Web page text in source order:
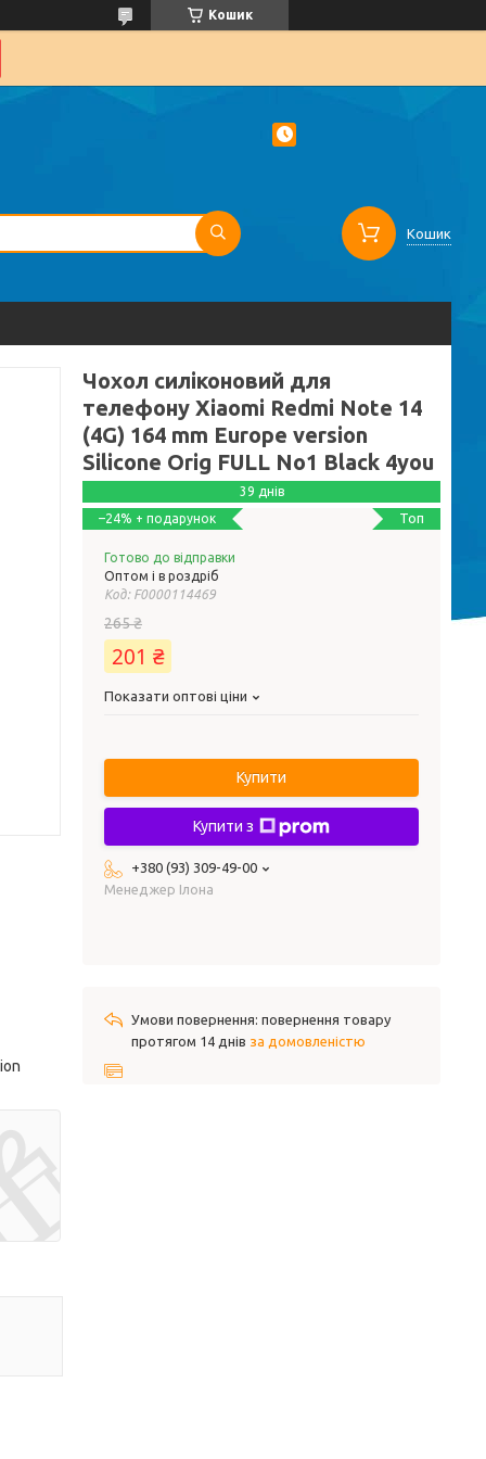
Кошик
Кошик
Чохол силіконовий для
телефону Xiaomi Redmi Note 14
(4G) 164 mm Europe version
Silicone Orig FULL No1 Black 4you
Топ
39 днів
–24%
Готово до відправки
Оптом і в роздріб
Код: F0000114469
265 ₴
201 ₴
Показати оптові ціни
Купити
Купити з
+380 (93) 309-49-00
Менеджер Ілона
повернення товару
протягом 14 днів за домовленістю